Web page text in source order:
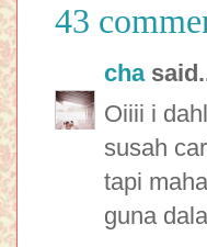
43
cha
Oiiii i
susah
tapi
guna